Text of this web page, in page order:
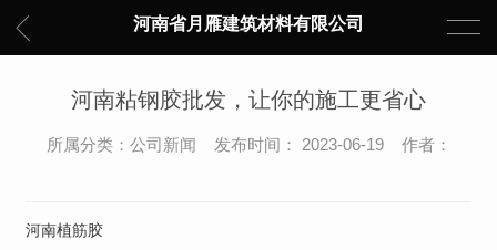
河南省月雁建筑材料有限公司
河南粘钢胶批发，让你的施工更省心
所属分类：公司新闻 发布时间： 2023-06-19 作者：
河南植筋胶